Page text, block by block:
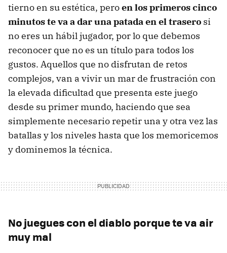
tierno en su estética, peroen los primeros cinco
minutos te va a dar una patada en el trasero si
no eres un hábil jugador, por lo que debemos
reconocer que no es un título para todos los
gustos. Aquellos que no disfrutan de retos
complejos, van a vivir un mar de frustración con
la elevada dificultad que presenta este juego
desde su primer mundo, haciendo que sea
simplemente necesario repetir una y otra vez las
batallas y los niveles hasta que los memoricemos
y dominemos la técnica.
No juegues con el diablo porque te va air
muy mal